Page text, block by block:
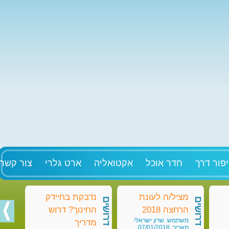
דרך חדר אוכל אקטואליה ארט גלרי צור
מציל/ה לעונת
הרחצה 2018
משתמש: שרון ישראלי
תאריך: 07/01/2018
דרושים
נדבקת בחיידק
החינוך? דרוש
מדריך
דרושים דרושים